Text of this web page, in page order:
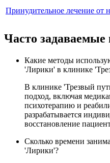
Принудительное лечение от
Часто
Какие методы
'Лирики' в клинике
В клинике 'Трезвый
подход, включая
психотерапию и
разрабатывается
восстановление
Сколько времени
'Лирики'?